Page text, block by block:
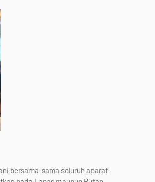
bersama-sama seluruh aparat